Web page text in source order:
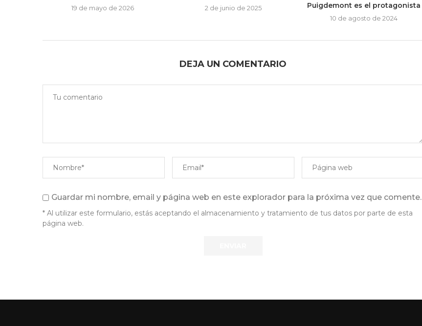
19 de mayo de 2026 2 de junio de 2025
Puigdemont es el protagonista
10 de agosto de 2024
DEJA UN COMENTARIO
Guardar mi nombre, email y página web en este explorador para la próxima vez que comente.
* Al utilizar este formulario, estás aceptando el almacenamiento y tratamiento de tus datos por parte de esta
página web.